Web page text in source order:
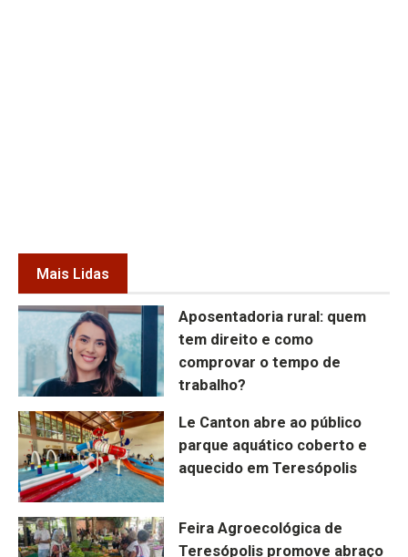
Mais Lidas
Aposentadoria rural: quem
tem direito e como
comprovar o tempo de
trabalho?
Le Canton abre ao público
parque aquático coberto e
aquecido em Teresópolis
Feira Agroecológica de
Teresópolis promove abraço